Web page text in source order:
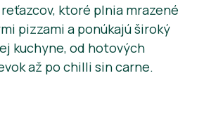
ktoré plnia mrazené
pizzami a ponúkajú široký
kuchyne, od hotových
až po chilli sin carne.